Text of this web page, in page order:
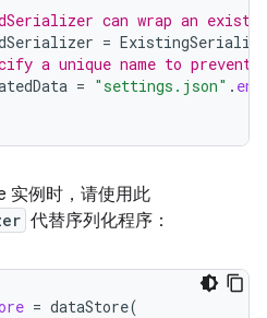
can wrap an
=
a unique name to prevent
= "settings.json" .
实例时，请使用此
代替序列化程序：
= dataStore(